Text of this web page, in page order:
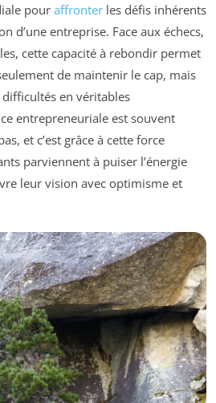
pour affronter les défis inhérents
d’une entreprise. Face aux échecs,
cette capacité à rebondir permet
de maintenir le cap, mais
en véritables
entrepreneuriale est souvent
et c’est grâce à cette force
parviennent à puiser l’énergie
leur vision avec optimisme et